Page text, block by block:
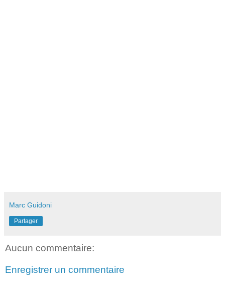
Marc Guidoni
Partager
Aucun commentaire:
Enregistrer un commentaire